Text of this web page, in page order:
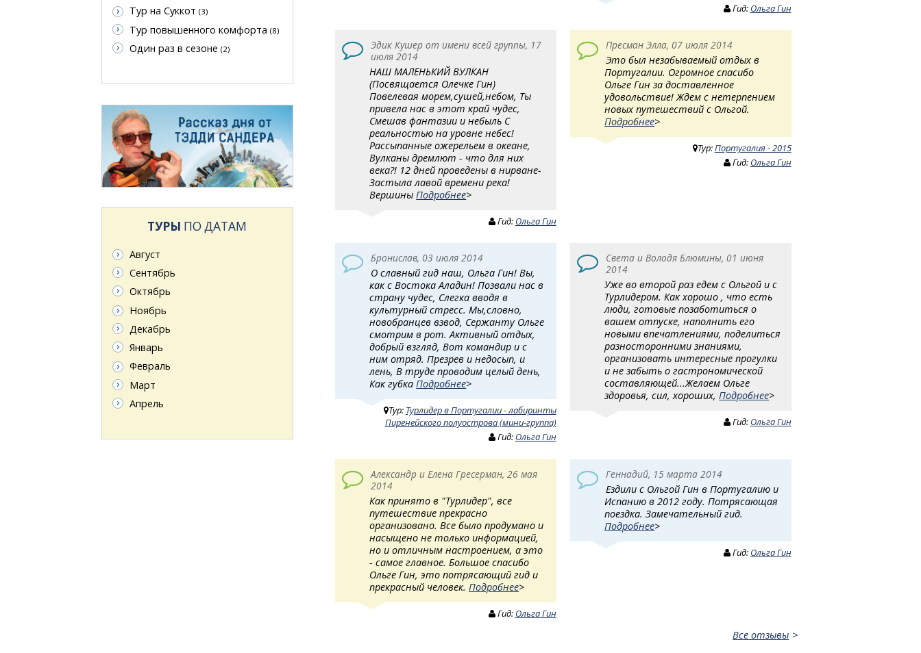
Гид: Ольга Гин
Эдик Кушер от имени всей группы, 17
июля 2014
НАШ МАЛЕНЬКИЙ ВУЛКАН
(Посвящается Олечке Гин)
Повелевая морем,сушей,небом, Ты
привела нас в этот край чудес,
Смешав фантазии и небыль С
реальностью на уровне небес!
Рассыпанные ожерельем в океане,
Вулканы дремлют - что для них
века?! 12 дней проведены в нирване-
Застыла лавой времени река!
ВершиныПодробнее>
Гид: Ольга Гин
Пресман Элла, 07 июля 2014
Это был незабываемый отдых в
Португалии. Огромное спасибо
Ольге Гин за доставленное
удовольствие! Ждем с нетерпением
новых путешествий с Ольгой.
Подробнее>
Тур:Португалия - 2015
Гид: Ольга Гин
Бронислав, 03 июля 2014
О славный гид наш, Ольга Гин! Вы,
как с Востока Аладин! Позвали нас в
страну чудес, Слегка вводя в
культурный стресс. Мы,словно,
новобранцев взвод, Сержанту Ольге
смотрим в рот. Активный отдых,
добрый взгляд, Вот командир и с
ним отряд. Презрев и недосып, и
лень, В труде проводим целый день,
Как губкаПодробнее>
Тур: Турлидер в Португалии - лабиринты
Пиренейского полуострова (мини-группа)
Гид: Ольга Гин
Света и Володя Блюмины, 01 июня
2014
Уже во второй раз едем с Ольгой и с
Турлидером. Как хорошо , что есть
люди, готовые позаботиться о
вашем отпуске, наполнить его
новыми впечатлениями, поделиться
разносторонними знаниями,
организовать интересные прогулки
и не забыть о гастрономической
составляющей...Желаем Ольге
здоровья, сил, хороших,Подробнее>
Гид: Ольга Гин
Александр и Елена Гресерман, 26 мая
2014
Как принято в "Турлидер", все
путешествие прекрасно
организовано. Все было продумано и
насыщено не только информацией,
но и отличным настроением, а это
- самое главное. Большое спасибо
Ольге Гин, это потрясающий гид и
прекрасный человек. Подробнее>
Гид: Ольга Гин
Геннадий, 15 марта 2014
Ездили с Ольгой Гин в Португалию и
Испанию в 2012 году. Потрясающая
поездка. Замечательный гид.
Подробнее>
Гид: Ольга Гин
Все отзывы
Тур на Суккот (3)
Тур повышенного комфорта (8)
Один раз в сезоне (2)
ТУРЫ ПО ДАТАМ
Август
Сентябрь
Октябрь
Ноябрь
Декабрь
Январь
Февраль
Март
Апрель